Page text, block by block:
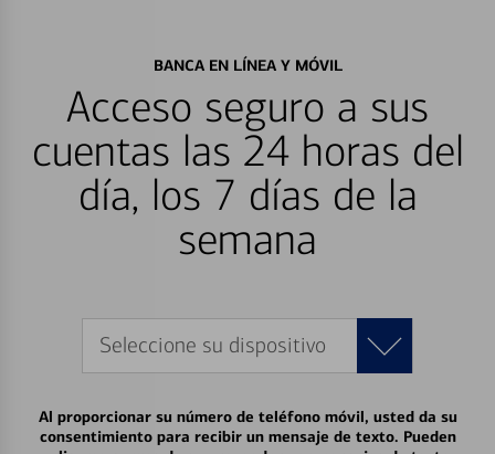
BANCA EN LÍNEA Y MÓVIL
Acceso seguro a sus
cuentas las 24 horas del
día, los 7 días de la
semana
Seleccione su dispositivo
Al proporcionar su número de teléfono móvil, usted da su
consentimiento para recibir un mensaje de texto. Pueden